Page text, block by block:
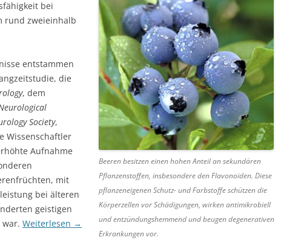
Beeren besitzen einen hohen Anteil an sekundären
Pflanzenstoffen, insbesondere den Flavonoiden. Diese
pflanzeneigenen Schutz- und Farbstoffe schützen die
Körperzellen vor Schädigungen, wirken antimikrobiell
und entzündungshemmend und beugen degenerativen
Erkrankungen vor.
bei
rund zweieinhalb
entstammen
die
, dem
Society,
Wissenschaftler
Aufnahme
mit
bei älteren
geistigen
war. Weiterlesen →